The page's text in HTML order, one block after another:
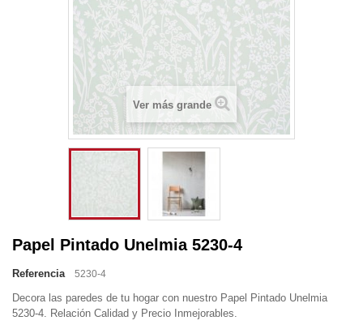
Ver más grande
Papel Pintado Unelmia 5230-4
Referencia 5230-4
Decora las paredes de tu hogar con nuestro Papel Pintado Unelmia
5230-4. Relación Calidad y Precio Inmejorables.